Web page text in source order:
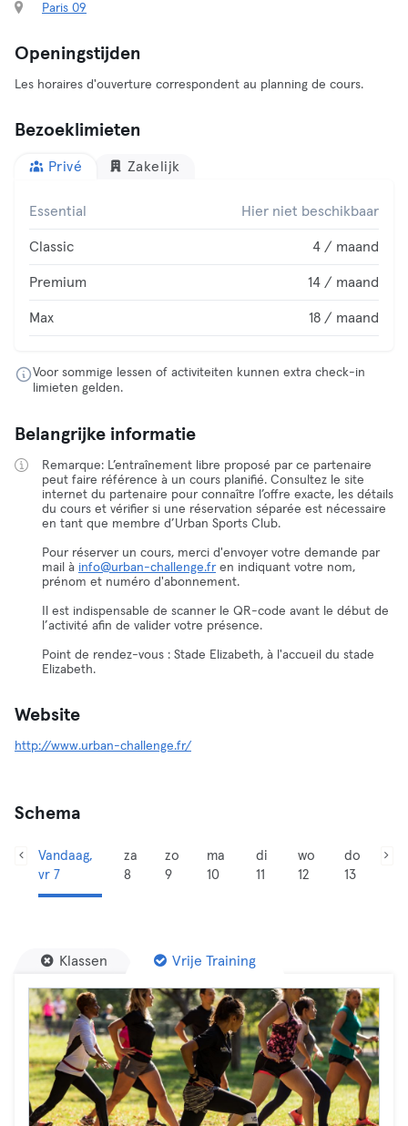
Paris 09
Openingstijden
Les horaires d'ouverture correspondent au planning de cours.
Bezoeklimieten
Privé Zakelijk
Essential Hier niet beschikbaar
Classic 4 / maand
Premium 14 / maand
Max 18 / maand
Voor sommige lessen of activiteiten kunnen extra check-in
limieten gelden.
Belangrijke informatie
Remarque: L’entraînement libre proposé par ce partenaire
peut faire référence à un cours planifié. Consultez le site
internet du partenaire pour connaître l’offre exacte, les détails
du cours et vérifier si une réservation séparée est nécessaire
en tant que membre d’Urban Sports Club.
Pour réserver un cours, merci d'envoyer votre demande par
mail à info@urban-challenge.fren indiquant votre nom,
prénom et numéro d'abonnement.
Il est indispensable de scanner le QR-code avant le début de
l’activité afin de valider votre présence.
Point de rendez-vous : Stade Elizabeth, à l'accueil du stade
Elizabeth.
Website
http://www.urban-challenge.fr/
Schema
Vandaag,
vr 7
za
8
zo
9
ma
10
di
11
wo
12
do
13
Klassen Vrije Training